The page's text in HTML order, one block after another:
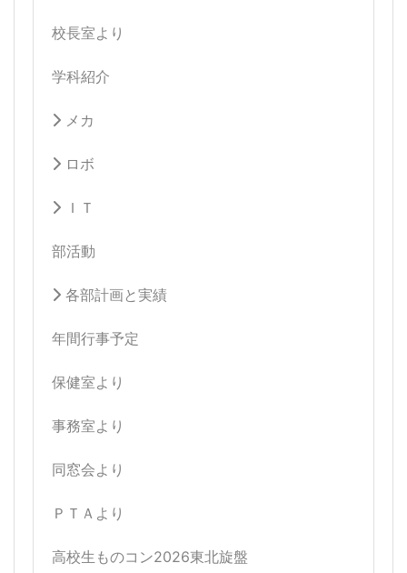
校長室より
学科紹介
メカ
ロボ
ＩＴ
部活動
各部計画と実績
年間行事予定
保健室より
事務室より
同窓会より
ＰＴＡより
高校生ものコン2026東北旋盤